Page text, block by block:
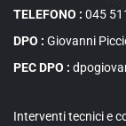
TELEFONO : 045
DPO : Giovanni
PEC DPO :
Interventi tecnici e